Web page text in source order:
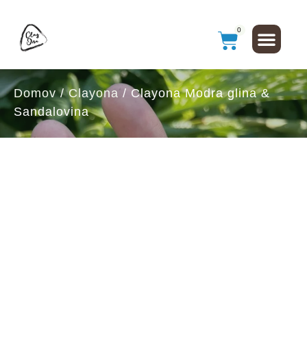
0
Domov /Clayona / Clayona Modra glina &
Sandalovina